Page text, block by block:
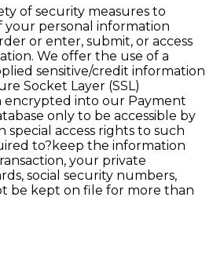
of security measures to
your personal information
or enter, submit, or access
We offer the use of a
sensitive/credit information
Socket Layer (SSL)
into our Payment
only to be accessible by
access rights to such
to?keep the information
your private
social security numbers,
be kept on file for more than